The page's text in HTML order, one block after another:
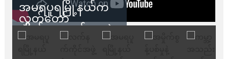
အမရပူရမြို့နယ်က
လွှတ်တော်
ကိုယ်စားလှယ်တွေနဲ့
နေအိမ်တွေဖျက်သိမ်း